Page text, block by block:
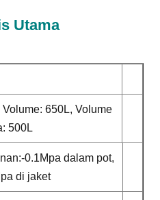
Utama
Volume: 650L, Volume
500L
0.1Mpa dalam pot,
di jaket